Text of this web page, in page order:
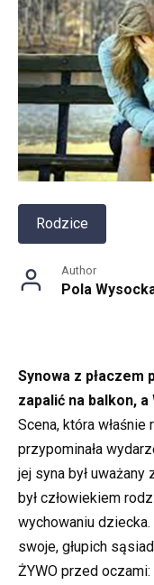
Rodzice
Author
Pola
Synowa z płaczem
zapalić na balkon,
Scena, która
przypominała
jej syna był uważany
był człowiekiem
wychowaniu
swoje, głupich
ŻYWO przed